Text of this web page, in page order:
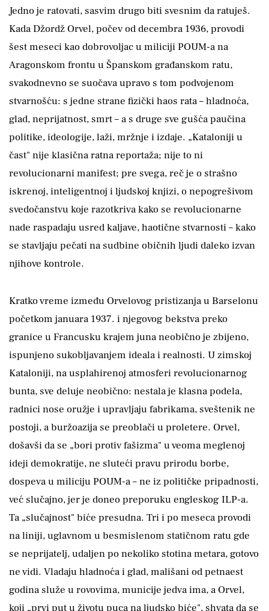
Jedno je ratovati, sasvim drugo biti svesnim da ratuješ.
Kada Džordž Orvel, počev od decembra 1936, provodi
šest meseci kao dobrovoljac u miliciji POUM-a na
Aragonskom frontu u Španskom građanskom ratu,
svakodnevno se suočava upravo s tom podvojenom
stvarnošću: s jedne strane fizički haos rata – hladnoća,
glad, neprijatnost, smrt – a s druge sve gušća paučina
politike, ideologije, laži, mržnje i izdaje. „Kataloniji u
čast" nije klasična ratna reportaža; nije to ni
revolucionarni manifest; pre svega, reč je o strašno
iskrenoj, inteligentnoj i ljudskoj knjizi, o nepogrešivom
svedočanstvu koje razotkriva kako se revolucionarne
nade raspadaju usred kaljave, haotične stvarnosti – kako
se stavljaju pečati na sudbine običnih ljudi daleko izvan
njihove kontrole.
Kratko vreme između Orvelovog pristizanja u Barselonu
početkom januara 1937. i njegovog bekstva preko
granice u Francusku krajem juna neobično je zbijeno,
ispunjeno sukobljavanjem ideala i realnosti. U zimskoj
Kataloniji, na usplahirenoj atmosferi revolucionarnog
bunta, sve deluje neobično: nestala je klasna podela,
radnici nose oružje i upravljaju fabrikama, sveštenik ne
postoji, a buržoazija se preoblači u proletere. Orvel,
došavši da se „bori protiv fašizma" u veoma meglenoj
ideji demokratije, ne sluteći pravu prirodu borbe,
dospeva u miliciju POUM-a – ne iz političke pripadnosti,
već slučajno, jer je doneo preporuku engleskog ILP-a.
Ta „slučajnost" biće presudna. Tri i po meseca provodi
na liniji, uglavnom u besmislenom statičnom ratu gde
se neprijatelj, udaljen po nekoliko stotina metara, gotovo
ne vidi. Vladaju hladnoća i glad, mališani od petnaest
godina služe u rovovima, municije jedva ima, a Orvel,
koji „prvi put u životu puca na ljudsko biće", shvata da se